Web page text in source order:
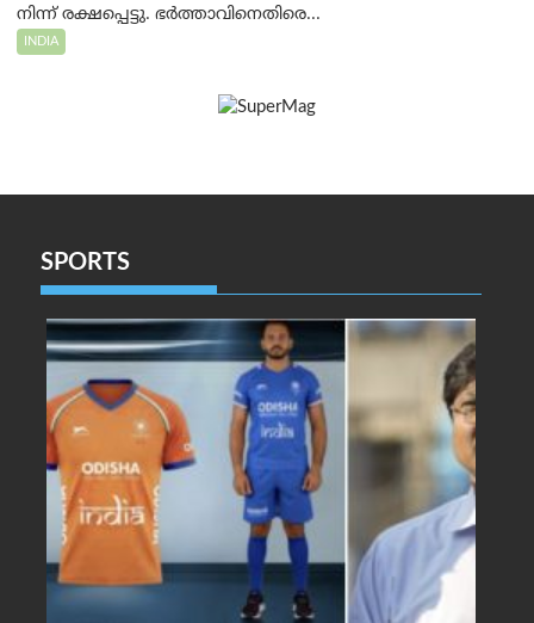
നിന്ന് രക്ഷപ്പെട്ടു. ഭർത്താവിനെതിരെ...
INDIA
SPORTS